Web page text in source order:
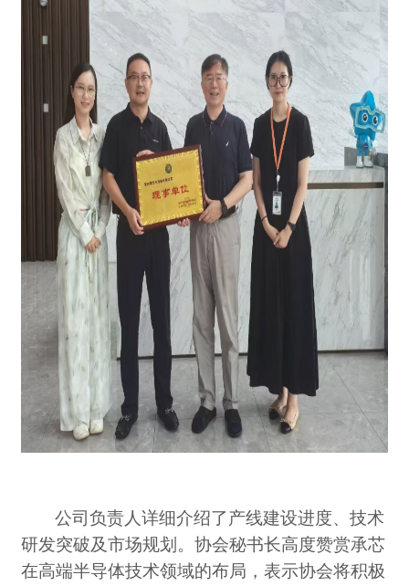
公司负责人详细介绍了产线建设进度、技术
研发突破及市场规划。协会秘书长高度赞赏承芯
在高端半导体技术领域的布局，表示协会将积极